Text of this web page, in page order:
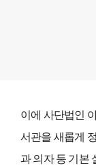
이에 사단법인
서관을 새롭게
과 의자 등 기본